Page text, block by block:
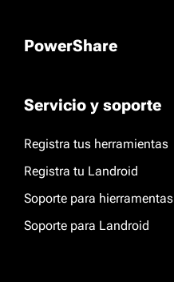
PowerShare
Servicio y soporte
Registra tus herramientas
Registra tu Landroid
Soporte para hierramentas
Soporte para Landroid